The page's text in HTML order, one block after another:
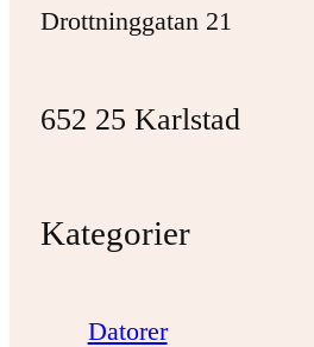
Drottninggatan 21
652 25 Karlstad
Kategorier
Datorer